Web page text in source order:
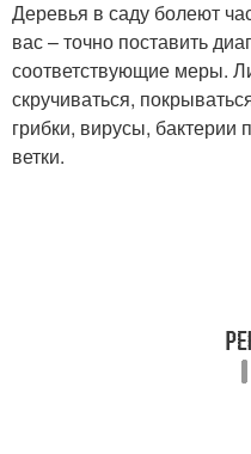
Деревья в саду болеют
вас – точно поставить
соответствующие меры.
скручиваться,
грибки, вирусы,
ветки.